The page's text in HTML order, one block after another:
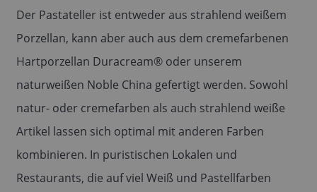
Der Pastateller ist entweder aus strahlend weißem
Porzellan, kann aber auch aus dem cremefarbenen
Hartporzellan Duracream® oder unserem
naturweißen Noble China gefertigt werden. Sowohl
natur- oder cremefarben als auch strahlend weiße
Artikel lassen sich optimal mit anderen Farben
kombinieren. In puristischen Lokalen und
Restaurants, die auf viel Weiß und Pastellfarben